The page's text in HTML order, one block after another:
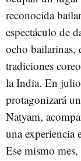
reconocida
espectáculo de
ocho bailarinas,
tradiciones
la India. En
protagonizará
Natyam,
una experiencia
Ese mismo